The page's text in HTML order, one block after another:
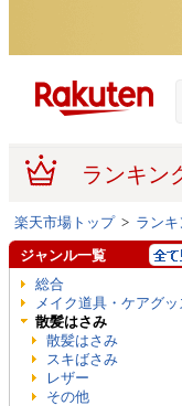
ランキン
楽天市場トップ> ラン
ジャンル一覧
総合
メイク道具・ケアグッ
散髪はさみ
散髪はさみ
スキばさみ
レザー
その他